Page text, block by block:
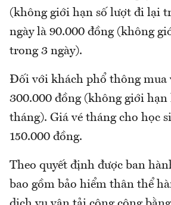
(không giới hạn số lượt đi lại
ngày là 90.000 đồng (không
trong 3 ngày).
Đối với khách phổ thông mua
300.000 đồng (không giới
tháng). Giá vé tháng cho học
150.000 đồng.
Theo quyết định được ban
bao gồm bảo hiểm thân thể